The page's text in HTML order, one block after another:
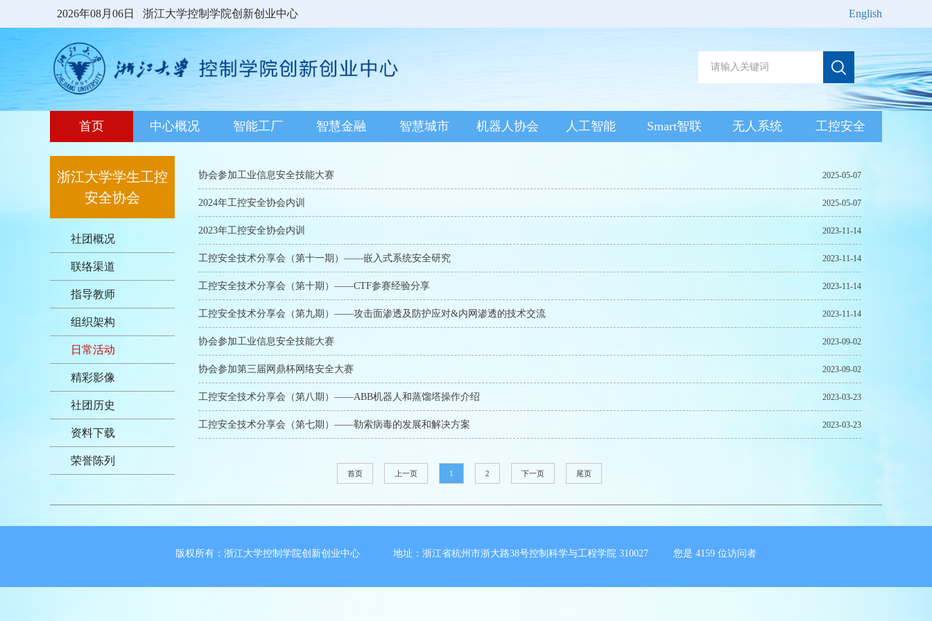
2026年08月06日 浙江大学控制学院创新创业中心 English
首页 中心概况 智能工厂 智慧金融 智慧城市 机器人协会 人工智能 Smart智联 无人系统 工控安全
浙江大学学生工控
安全协会
社团概况
联络渠道
指导教师
组织架构
日常活动
精彩影像
社团历史
资料下载
荣誉陈列
协会参加工业信息安全技能大赛 2025-05-07
2024年工控安全协会内训 2025-05-07
2023年工控安全协会内训 2023-11-14
工控安全技术分享会（第十一期）――嵌入式系统安全研究 2023-11-14
工控安全技术分享会（第十期）――CTF参赛经验分享 2023-11-14
工控安全技术分享会（第九期）――攻击面渗透及防护应对&内网渗透的技术交流 2023-11-14
协会参加工业信息安全技能大赛 2023-09-02
协会参加第三届网鼎杯网络安全大赛 2023-09-02
工控安全技术分享会（第八期）――ABB机器人和蒸馏塔操作介绍 2023-03-23
工控安全技术分享会（第七期）――勒索病毒的发展和解决方案 2023-03-23
首页 上一页 1 2 下一页 尾页
版权所有：浙江大学控制学院创新创业中心 地址：浙江省杭州市浙大路38号控制科学与工程学院 310027 您是 4159 位访问者